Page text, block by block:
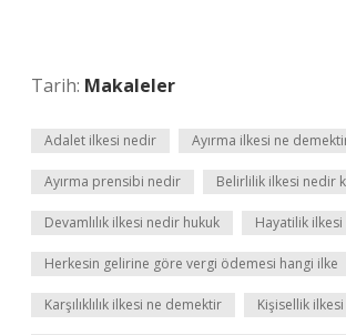
Tarih: Makaleler
Adalet ilkesi nedir Ayırma ilkesi ne
Ayırma prensibi nedir Belirlilik ilkesi nedir
Devamlılık ilkesi nedir hukuk Hayatilik
Herkesin gelirine göre vergi ödemesi hangi ilke
Karşılıklılık ilkesi ne demektir Kişisellik